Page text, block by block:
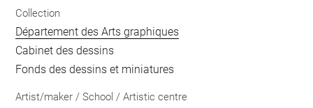
Collection
Département des Arts graphiques
Cabinet des dessins
Fonds des dessins et miniatures
Artist/maker / School / Artistic centre